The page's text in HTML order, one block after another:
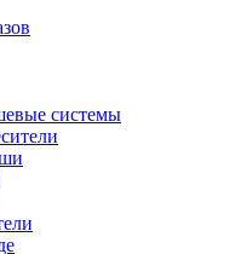
системы